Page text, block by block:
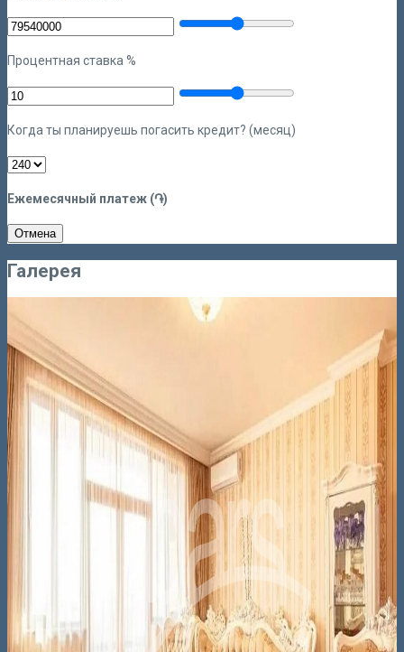
Процентная ставка %
Когда ты планируешь погасить кредит? (месяц)
Ежемесячный платеж (֏)
Отмена
Галерея